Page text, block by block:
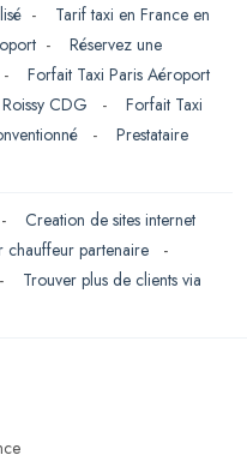
- Tarif taxi en France en
- Réservez une
- Forfait Taxi Paris Aéroport
CDG - Forfait Taxi
- Prestataire
- Creation de sites internet
chauffeur partenaire
-
- Trouver plus de clients via